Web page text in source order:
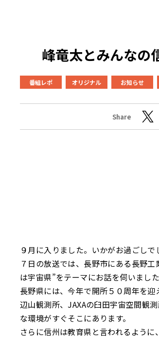
峰竜太とみんな
番組レポ オリジナル お知らせ
Share
９月に入りました。いかがお過ごしで
７日の放送では、長野市にある長野
は宇宙県”をテーマにお話を伺いました
長野県には、今年で開所５０周年を
辺山観測所、JAXAの臼田宇宙空間観
な環境がすぐそこにあります。
さらに信州は教育県と言われるよう